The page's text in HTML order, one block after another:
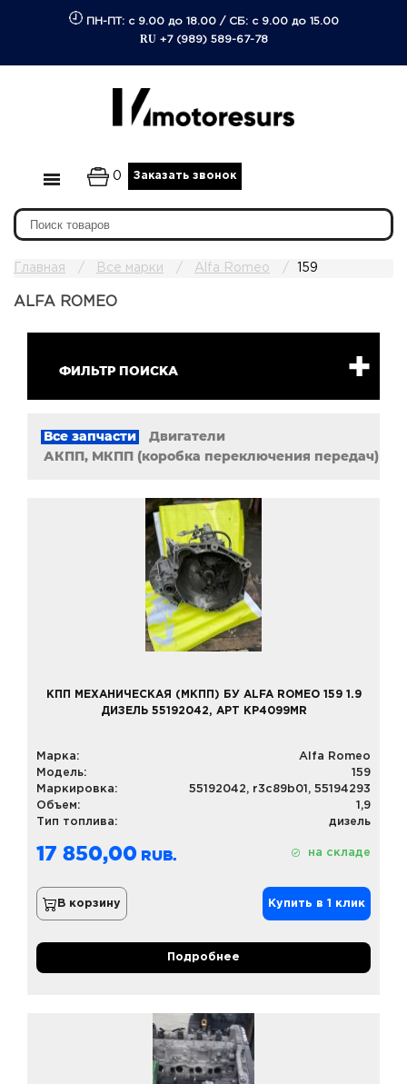
ПН-ПТ: с 9.00 до 18.00/ СБ: с 9.00 до 15.00
RU +7 (989) 589-67-78
0 Заказать звонок
Главная Все марки Alfa Romeo 159
ALFA ROMEO
ФИЛЬТР ПОИСКА
Все запчасти
Двигатели
АКПП, МКПП (коробка переключения передач)
КПП МЕХАНИЧЕСКАЯ (МКПП) БУ ALFA ROMEO 159 1.9
ДИЗЕЛЬ 55192042, АРТ KP4099MR
Марка:
Alfa Romeo
Модель:
159
Маркировка:
55192042, r3c89b01, 55194293
Объем:
1,9
Тип топлива:
дизель
17 850,00 на складе
В корзину Купить в 1 клик
Подробнее